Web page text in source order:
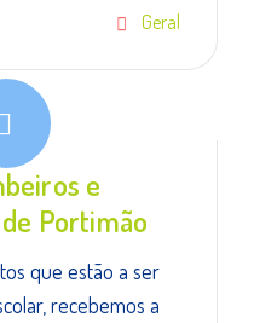
Geral
e
Portimão
que estão a ser
recebemos a